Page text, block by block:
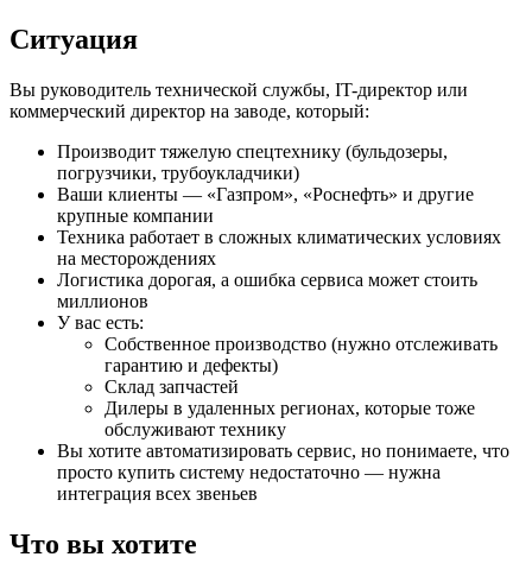
Ситуация
Вы руководитель технической службы, IT-директор или
коммерческий директор на заводе, который:
Производит тяжелую спецтехнику (бульдозеры,
погрузчики, трубоукладчики)
Ваши клиенты — «Газпром», «Роснефть» и другие
крупные компании
Техника работает в сложных климатических условиях
на месторождениях
Логистика дорогая, а ошибка сервиса может стоить
миллионов
У вас есть:
Собственное производство (нужно отслеживать
гарантию и дефекты)
Склад запчастей
Дилеры в удаленных регионах, которые тоже
обслуживают технику
Вы хотите автоматизировать сервис, но понимаете, что
просто купить систему недостаточно — нужна
интеграция всех звеньев
Что вы хотите